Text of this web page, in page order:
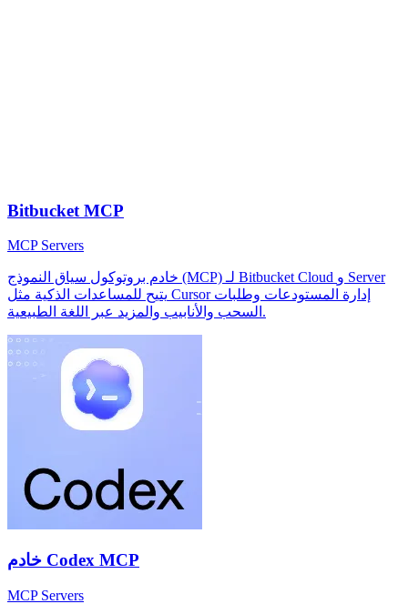
Bitbucket MCP
MCP Servers
خادم بروتوكول سياق النموذج (MCP) لـ Bitbucket Cloud و Server
يتيح للمساعدات الذكية مثل Cursor إدارة المستودعات وطلبات
السحب والأنابيب والمزيد عبر اللغة الطبيعية.
خادم Codex MCP
MCP Servers